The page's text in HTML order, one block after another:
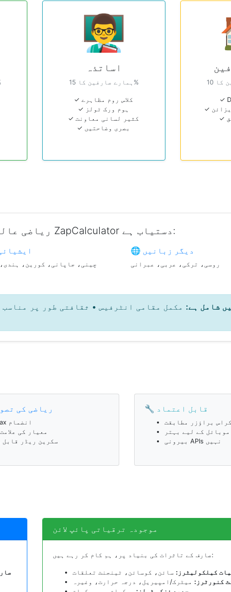
👨‍🏫
اساتذہ
ہمارے صارفین کا 15%
✓ کلاس روم مظاہرے
✓ ہوم ورک ٹولز
✓ کثیر لسانی معاونت
✓ بصری وضاحتیں
ریاضی عالمگیر ہے، لیکن زبان رکاوٹ نہیں ہونی چاہیے۔ ZapCalculator دستیاب ہے:
🌏
چینی، جاپانی، کورین،
🌐 دیگر زبانیں
روسی، ترکی، عربی، عبرانی
شامل ہے: مکمل مقامی انٹرفیس • ثقافتی طور پر
🧮 ریاضی کی
MathJax انضمام
LaTeX معیار کی علامت
سکرین ریڈر قابل
🔧 قابل اعتماد
کراس براؤزر مطابقت
موبائل کے لیے بہتر
بیرونی APIs نہیں
موجودہ ترقیاتی پائپ لائن
صارف کے تاثرات کی بنیاد پر، ہم کام کر رہے ہیں:
کیلکولیٹرز: سائن، کوسائن، ٹینجنٹ تعلقات
کنورٹرز: میٹرک/امپیریل، درجہ حرارت، وغیرہ